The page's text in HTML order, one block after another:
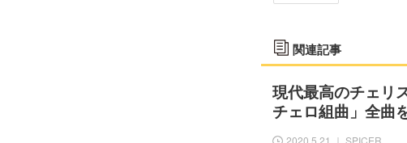
関連記事
現代最高のチェリ
チェロ組曲」全曲
2020.5.21 ｜ SPICER